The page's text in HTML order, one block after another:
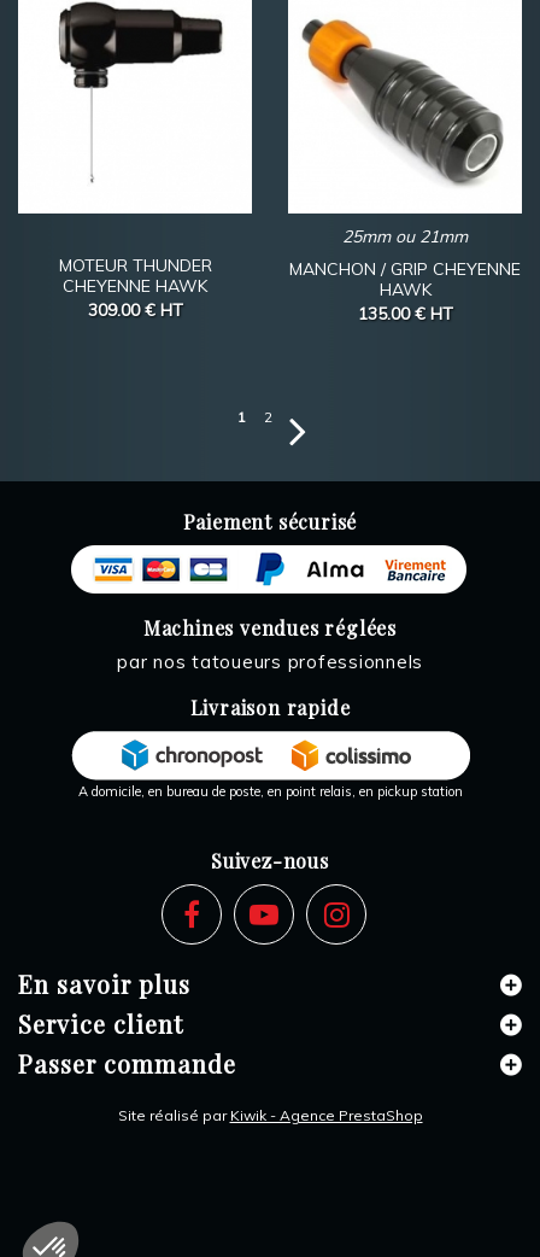
MOTEUR THUNDER
CHEYENNE HAWK
309.00 € HT
25mm ou 21mm
MANCHON / GRIP CHEYENNE
HAWK
135.00 € HT
1 2
Paiement sécurisé
Machines vendues réglées
par nos tatoueurs professionnels
Livraison rapide
A domicile, en bureau de poste, en point relais, en pickup station
Suivez-nous
En savoir plus
Service client
Passer commande
Site réalisé par Kiwik - Agence PrestaShop